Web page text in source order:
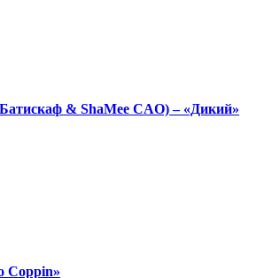
& ShaMee CAO) – «Дикий»
Coppin»